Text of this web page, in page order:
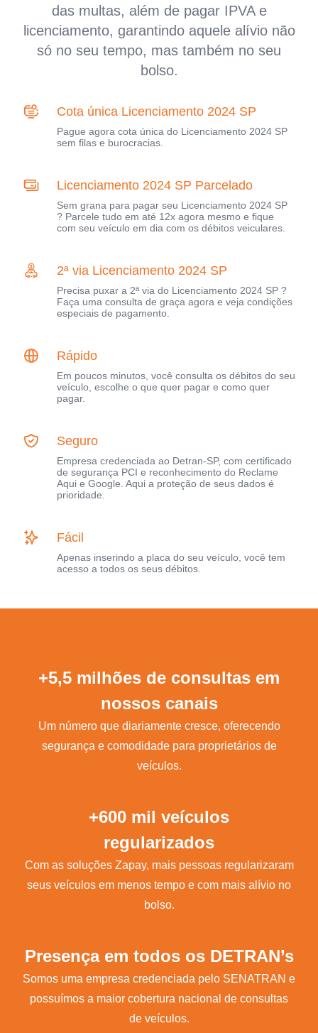
das multas, além de pagar IPVA e
licenciamento, garantindo aquele alívio não
só no seu tempo, mas também no seu
bolso.
Cota única Licenciamento 2024 SP
Pague agora cota única do Licenciamento 2024 SP
sem filas e burocracias.
Licenciamento 2024 SP Parcelado
Sem grana para pagar seu Licenciamento 2024 SP
? Parcele tudo em até 12x agora mesmo e fique
com seu veículo em dia com os débitos veiculares.
2ª via Licenciamento 2024 SP
Precisa puxar a 2ª via do Licenciamento 2024 SP ?
Faça uma consulta de graça agora e veja condições
especiais de pagamento.
Rápido
Em poucos minutos, você consulta os débitos do seu
veículo, escolhe o que quer pagar e como quer
pagar.
Seguro
Empresa credenciada ao Detran-SP, com certificado
de segurança PCI e reconhecimento do Reclame
Aqui e Google. Aqui a proteção de seus dados é
prioridade.
Fácil
Apenas inserindo a placa do seu veículo, você tem
acesso a todos os seus débitos.
+5,5 milhões de consultas em
nossos canais
Um número que diariamente cresce, oferecendo
segurança e comodidade para proprietários de
veículos.
+600 mil veículos
regularizados
Com as soluções Zapay, mais pessoas regularizaram
seus veículos em menos tempo e com mais alívio no
bolso.
Presença em todos os DETRAN’s
Somos uma empresa credenciada pelo SENATRAN e
possuímos a maior cobertura nacional de consultas
de veículos.